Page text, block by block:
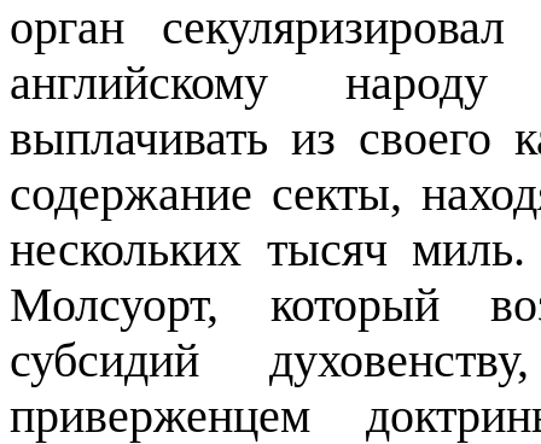
орган
английскому
выплачивать из своего
содержание секты,
нескольких тысяч
Молсуорт, который
субсидий
приверженцем